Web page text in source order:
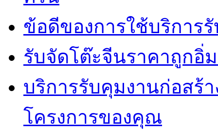
ข้อดีของการใช้บริการ
รับจัดโต๊ะจีนราคาถูกอิ่
บริการรับคุมงานก่อสร้
โครงการของคุณ